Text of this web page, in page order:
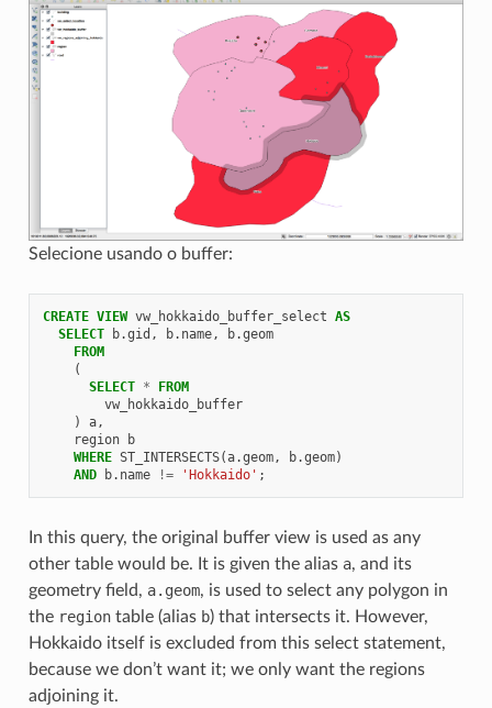
Selecione usando o buffer:
CREATE VIEW vw_hokkaido_buffer_select AS
SELECT
b.gid , b. name, b.geom
FROM
(
SELECT *
FROM
vw_hokkaido_buffer
)
a,
region
b
WHERE ST_INTERSECTS(a.geom, b.geom)
AND
b. name != 'Hokkaido' ;
In this query, the original buffer view is used as any
other table would be. It is given the alias a, and its
geometry field, a.geom, is used to select any polygon in
the regiontable (alias b) that intersects it. However,
Hokkaido itself is excluded from this select statement,
because we don’t want it; we only want the regions
adjoining it.